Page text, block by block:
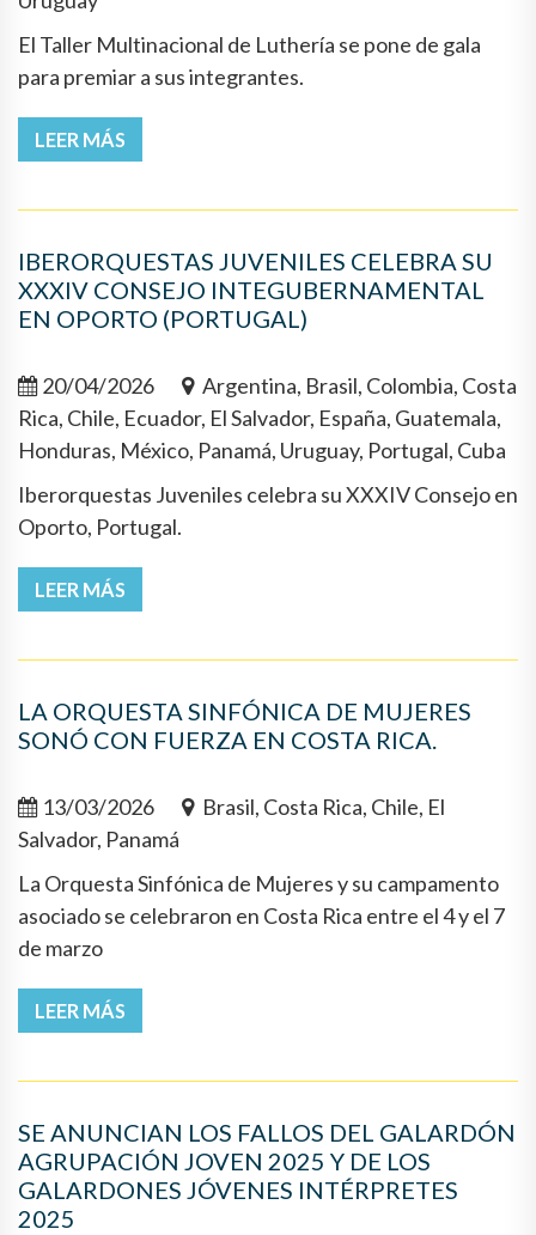
El Taller Multinacional de Luthería se pone de gala
para premiar a sus integrantes.
LEER MÁS
IBERORQUESTAS JUVENILES CELEBRA SU
XXXIV CONSEJO INTEGUBERNAMENTAL
EN OPORTO (PORTUGAL)
20/04/2026
Argentina, Brasil, Colombia, Costa
Rica, Chile, Ecuador, El Salvador, España, Guatemala,
Honduras, México, Panamá, Uruguay, Portugal, Cuba
Iberorquestas Juveniles celebra su XXXIV Consejo en
Oporto, Portugal.
LEER MÁS
LA ORQUESTA SINFÓNICA DE MUJERES
SONÓ CON FUERZA EN COSTA RICA.
13/03/2026
Brasil, Costa Rica, Chile, El
Salvador, Panamá
La Orquesta Sinfónica de Mujeres y su campamento
asociado se celebraron en Costa Rica entre el 4 y el 7
de marzo
LEER MÁS
SE ANUNCIAN LOS FALLOS DEL GALARDÓN
AGRUPACIÓN JOVEN 2025 Y DE LOS
GALARDONES JÓVENES INTÉRPRETES
2025